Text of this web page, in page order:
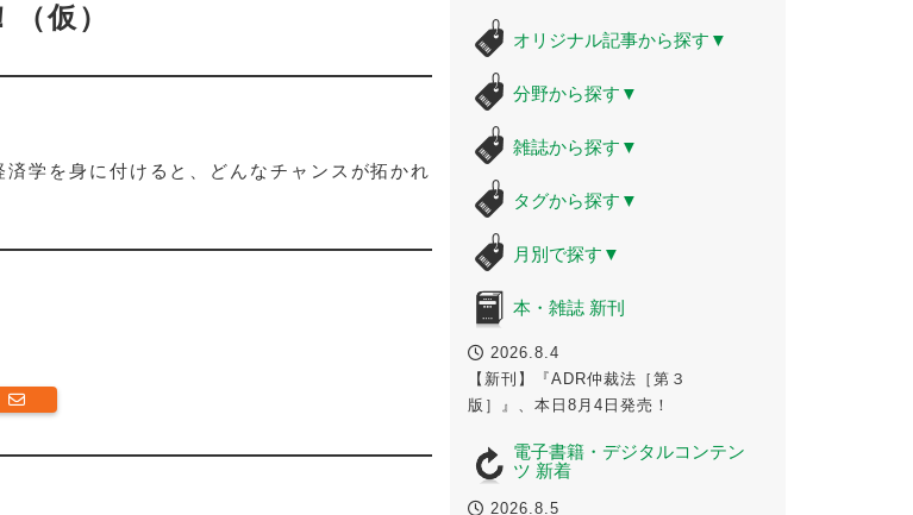
仮）
学を身に付けると、どんなチャンスが拓かれ
オリジナル記事から探す ▼
分野から探す ▼
雑誌から探す ▼
タグから探す ▼
月別で探す ▼
本・雑誌 新刊
2026.8.4
【新刊】『ADR仲裁法［第３
版］』、本日8月4日発売！
電子書籍・デジタルコンテン
ツ 新着
2026.8.5